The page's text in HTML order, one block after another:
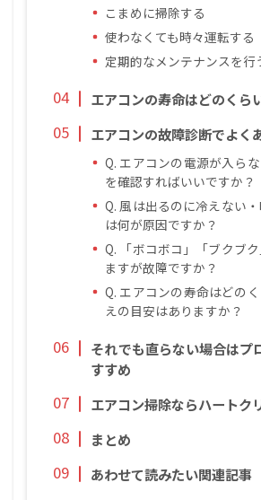
こまめに掃除する
使わなくても時々運転する
定期的なメンテナンスを行
エアコンの寿命はどのくら
エアコンの故障診断でよく
Q. エアコンの電源が入ら
を確認すればいいですか？
Q. 風は出るのに冷えない
は何が原因ですか？
Q. 「ボコボコ」「ブクブ
ますが故障ですか？
Q. エアコンの寿命はどの
えの目安はありますか？
それでも直らない場合はプ
すすめ
エアコン掃除ならハートク
まとめ
あわせて読みたい関連記事